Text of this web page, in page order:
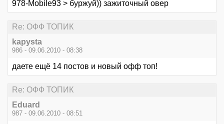
978-Mobile93 > буржуй)) зажиточный овер
Re: ОФФ ТОПИК
kapysta
986 - 09.06.2010 - 08:38
даете ещё 14 постов и новый офф топ!
Re: ОФФ ТОПИК
Eduard
987 - 09.06.2010 - 08:51